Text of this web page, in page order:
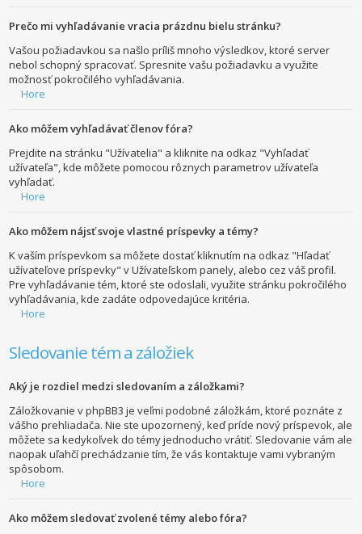
Prečo mi vyhľadávanie vracia prázdnu bielu stránku?
Vašou požiadavkou sa našlo príliš mnoho výsledkov, ktoré server
nebol schopný spracovať. Spresnite vašu požiadavku a využite
možnosť pokročilého vyhľadávania.
Hore
Ako môžem vyhľadávať členov fóra?
Prejdite na stránku "Užívatelia" a kliknite na odkaz "Vyhľadať
užívateľa", kde môžete pomocou rôznych parametrov užívateľa
vyhľadať.
Hore
Ako môžem nájsť svoje vlastné príspevky a témy?
K vaším príspevkom sa môžete dostať kliknutím na odkaz "Hľadať
užívateľove príspevky" v Užívateľskom panely, alebo cez váš profil.
Pre vyhľadávanie tém, ktoré ste odoslali, využite stránku pokročilého
vyhľadávania, kde zadáte odpovedajúce kritéria.
Hore
Sledovanie tém a záložiek
Aký je rozdiel medzi sledovaním a záložkami?
Záložkovanie v phpBB3 je veľmi podobné záložkám, ktoré poznáte z
vášho prehliadača. Nie ste upozornený, keď príde nový príspevok, ale
môžete sa kedykoľvek do témy jednoducho vrátiť. Sledovanie vám ale
naopak uľahčí prechádzanie tím, že vás kontaktuje vami vybraným
spôsobom.
Hore
Ako môžem sledovať zvolené témy alebo fóra?